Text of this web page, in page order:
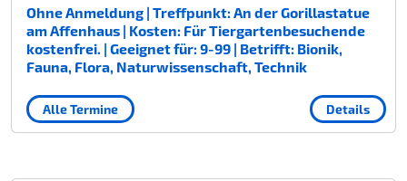
Ohne Anmeldung | Treffpunkt: An der Gorillastatue
am Affenhaus | Kosten: Für Tiergartenbesuchende
kostenfrei. | Geeignet für: 9-99 | Betrifft: Bionik,
Fauna, Flora, Naturwissenschaft, Technik
Details
Alle Termine